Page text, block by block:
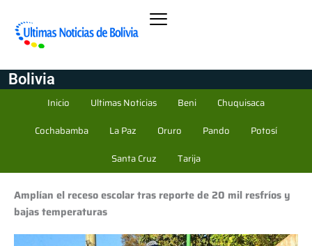
Bolivia
Inicio Ultimas Noticias Beni
Chuquisaca
Cochabamba
La Paz Oruro Pando
Potosí
Santa Cruz
Tarija
Amplían el receso escolar tras reporte de 20 mil resfríos y
bajas temperaturas